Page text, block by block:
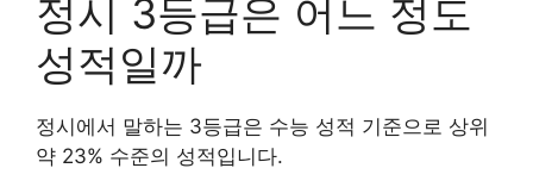
정시 3등급은 어느 정도
성적일까
정시에서 말하는 3등급은 수능 성적 기준으로 상위
약 23% 수준의 성적입니다.